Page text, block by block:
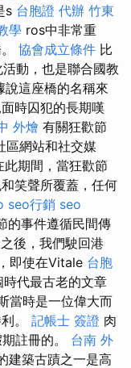
s 台胞證 代辦 竹東
學 ros中非常重
協會成立條件 比
動，也是聯合國教
這座橋的名稱來
時囚犯的長期嘆
外燴 有關狂歡節
區網站和社交媒
此期間，當狂歡節
笑聲所覆蓋，任何
seo行銷 seo
的事件遵循民間傳
後，我們駛回港
即使在Vitale 台胞
代最古老的文章
當時是一位偉大而
。 記帳士 簽證 肉
註冊的。 台南 外
建築古蹟之一是高